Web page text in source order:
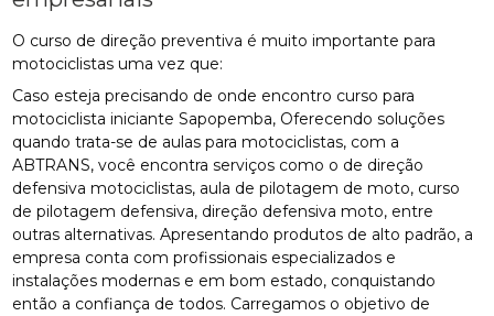
O curso de direção preventiva é muito importante para
motociclistas uma vez que:
Caso esteja precisando de onde encontro curso para
motociclista iniciante Sapopemba, Oferecendo soluções
quando trata-se de aulas para motociclistas, com a
ABTRANS, você encontra serviços como o de direção
defensiva motociclistas, aula de pilotagem de moto, curso
de pilotagem defensiva, direção defensiva moto, entre
outras alternativas. Apresentando produtos de alto padrão, a
empresa conta com profissionais especializados e
instalações modernas e em bom estado, conquistando
então a confiança de todos. Carregamos o objetivo de